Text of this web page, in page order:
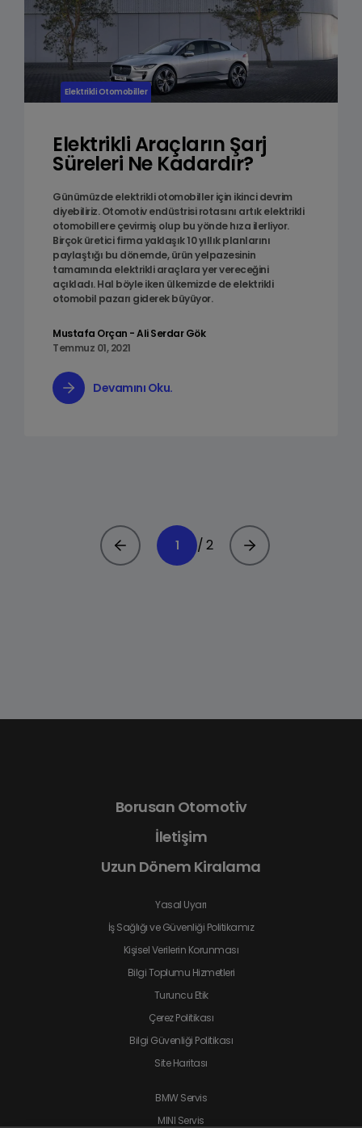
Elektrikli Otomobiller
Elektrikli Araçların Şarj
Süreleri Ne Kadardır?
Günümüzde elektrikli otomobiller için ikinci devrim
diyebiliriz. Otomotiv endüstrisi rotasını artık elektrikli
otomobillere çevirmiş olup bu yönde hıza ilerliyor.
Birçok üretici firma yaklaşık 10 yıllık planlarını
paylaştığı bu dönemde, ürün yelpazesinin
tamamında elektrikli araçlara yer vereceğini
açıkladı. Hal böyle iken ülkemizde de elektrikli
otomobil pazarı giderek büyüyor.
Mustafa Orçan - Ali Serdar Gök
Temmuz 01, 2021
Devamını Oku.
1 / 2
Borusan Otomotiv
İletişim
Uzun Dönem Kiralama
Yasal Uyarı
İş Sağlığı ve Güvenliği Politikamız
Kişisel Verilerin Korunması
Bilgi Toplumu Hizmetleri
Turuncu Etik
Çerez Politikası
Bilgi Güvenliği Politikası
Site Haritası
BMW Servis
MINI Servis